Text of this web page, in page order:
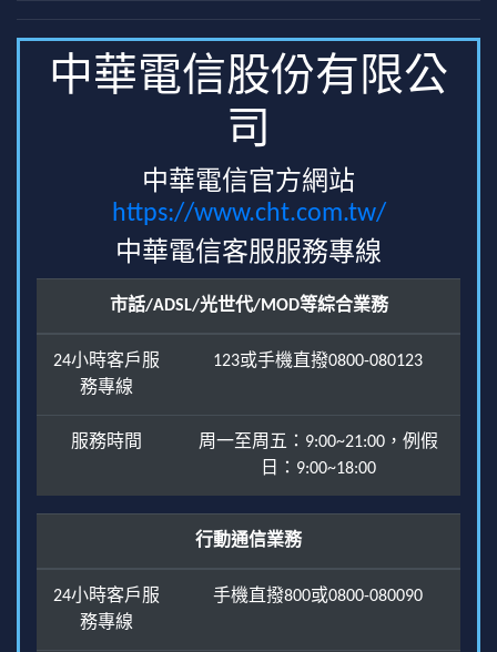
中華電信股份有限公
司
中華電信官方網站
https://www.cht.com.tw/
中華電信客服服務專線
市話/ADSL/光世代/MOD等綜合業務
24小時客戶服
務專線
123或手機直撥0800-080123
服務時間
周一至周五：9:00~21:00，例假
日：9:00~18:00
行動通信業務
24小時客戶服
務專線
手機直撥800或0800-080090